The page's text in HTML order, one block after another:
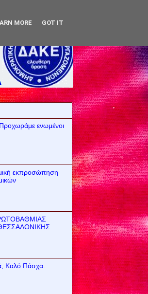
ενωμένοι
εκπροσώπηση
Καλό Πάσχα.
MORE GOT IT